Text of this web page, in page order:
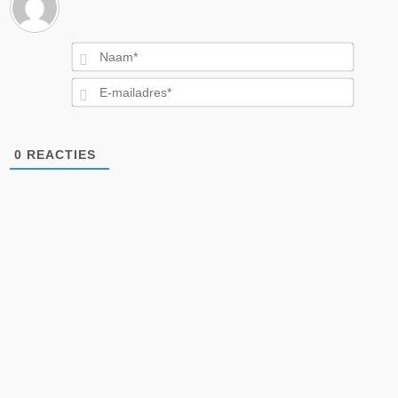
Naam*
E-
0 REACTIES